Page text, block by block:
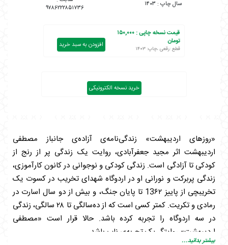
۱۴۰۳ ۹۷۸۶۲۲۲۸۵۱۷۳۶
قیمت نسخه چاپی :۱۵۰,۰۰۰
تومان
قطع :رقعی ،چاپ: ۱۴۰۳ افزودن به سبد خرید
خرید نسخه الکترونیکی
«روزهای اردیبهشت» زندگی‌نامه‌ی آزاده‌ی جانباز مصطفی
اردیبهشت اثر مجید جعفرآبادی، روایت یک زندگی پر از رنج از
کودکی تا آزادگی است. زندگی کودکی و نوجوانی در کانون کارآموزی،
زندگی پربرکت و نورانی او در اردوگاه شهدای تخریب در کسوت یک
تخریبچی از پاییز 13۶۲ تا پایان جنگ، و بیش از دو سال اسارت در
رمادی و تکریت. کمتر کسی است که از ده‌سالگی تا ۲۸ سالگی، زندگی
در سه اردوگاه را تجربه کرده باشد. حالا قرار است «مصطفی
اردیبهشت» روایتگر یک تجربه‌ی ناب باشد.
بیشتر بدانید...